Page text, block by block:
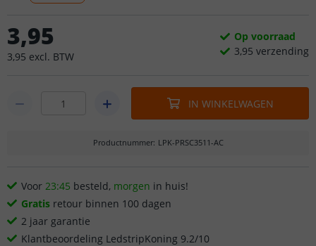
3,95
3,95 excl. BTW
Op voorraad
3,95 verzending
IN WINKELWAGEN
Productnummer: LPK-PRSC3511-AC
Voor 23:45 besteld, morgen in huis!
Gratis retour binnen 100 dagen
2 jaar garantie
Klantbeoordeling LedstripKoning 9.2/10